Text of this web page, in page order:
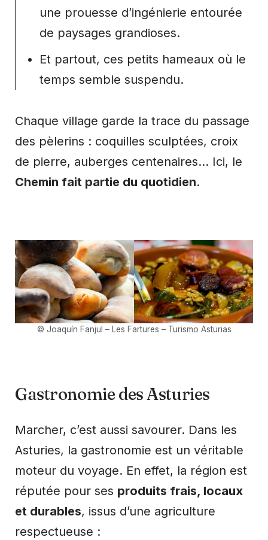
une prouesse d’ingénierie entourée
de paysages grandioses.
Et partout, ces petits hameaux où le
temps semble suspendu.
Chaque village garde la trace du passage
des pèlerins : coquilles sculptées, croix
de pierre, auberges centenaires… Ici, le
Chemin fait partie du quotidien.
© Joaquín Fanjul –Les Fartures – Turismo Asturias
Gastronomie des Asturies
Marcher, c’est aussi savourer. Dans les
Asturies, la gastronomie est un véritable
moteur du voyage. En effet, la région est
réputée pour ses produits frais, locaux
et durables, issus d’une agriculture
respectueuse :